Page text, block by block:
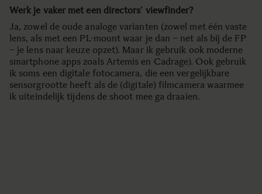
Werk je vaker met een directors’ viewfinder?
Ja, zowel de oude analoge varianten (zowel met één vaste
lens, als met een PL-mount waar je dan – net als bij de FP
– je lens naar keuze opzet). Maar ik gebruik ook moderne
smartphone apps zoals Artemis en Cadrage). Ook gebruik
ik soms een digitale fotocamera, die een vergelijkbare
sensorgrootte heeft als de (digitale) filmcamera waarmee
ik uiteindelijk tijdens de shoot mee ga draaien.